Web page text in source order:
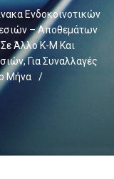
Ενδοκοινοτικών
– Αποθεμάτων
Άλλο Κ-Μ Και
Για Συναλλαγές
Μήνα
/